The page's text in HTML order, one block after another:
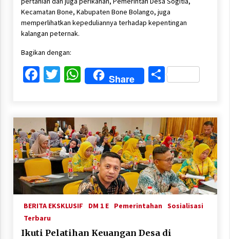
Kecamatan Bone, Kabupaten Bone Bolango, juga
memperlihatkan kepeduliannya terhadap kepentingan
kalangan peternak.
Bagikan dengan:
Facebook
Twitter
WhatsApp
Share Share
BERITA EKSKLUSIF DM 1 E Pemerintahan Sosialisasi
Terbaru
Ikuti Pelatihan Keuangan Desa di